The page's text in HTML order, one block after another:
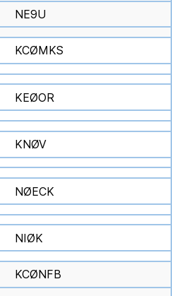
NE9U
KCØMKS
KEØOR
KNØV
NØECK
NIØK
KCØNFB